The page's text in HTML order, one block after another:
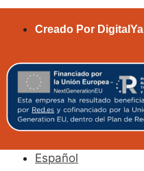
Creado Por DigitalYa
Español